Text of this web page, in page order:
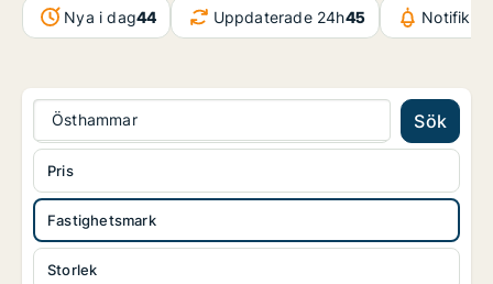
Nya i dag44 Uppdaterade 24h45
Östhammar Sök
Fastighetsmark
Storlek
Pris